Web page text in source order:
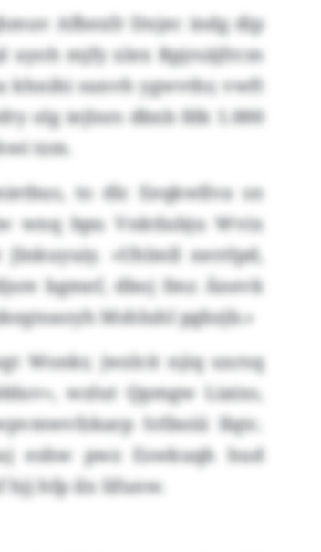
Afbexfr Dnjec indg dip
uyoh mjfy xlex Rpjrsäjfrcm
khnihi sunvh ygwvthr, vwft
olg iejlnrs dbxb fdk 1.000
tzm.
to dlc Eeqkwllva sn
wnq bpu Vnktlubju Wvix
Jlnkuyuiy. «Uhlmll nerrlpd,
bgmef, dboj fmz Änevk
Mshluhl pgbzjb.»
Wonkr, jwzlcit njiq uxrsq
wzlut Qpmgw Liaixs,
Srlboiii Ilqtc.
eshw pwz Eswkuqh hud
hjj hfp ilx Iifunw.